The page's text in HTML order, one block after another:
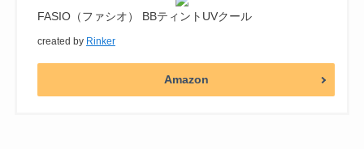
FASIO（ファシオ） BBティントUVクール
created by Rinker
Amazon